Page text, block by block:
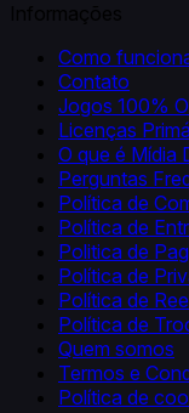
Como
Contato
Jogos 100%
Licenças
O que é Mídia
Perguntas
Política de
Política de
Politica de
Política de
Política de
Política de
Quem somos
Termos e
Política de